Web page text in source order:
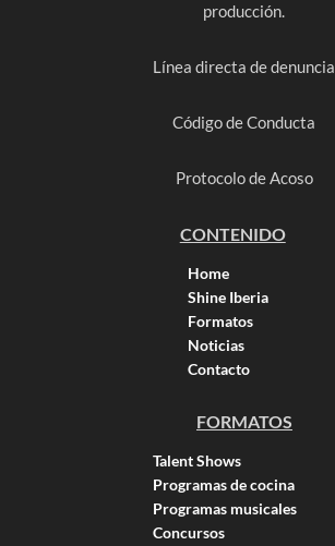
producción.
Línea directa de denuncia
Código de Conducta
Protocolo de Acoso
CONTENIDO
Home
Shine Iberia
Formatos
Noticias
Contacto
FORMATOS
Talent Shows
Programas de cocina
Programas musicales
Concursos